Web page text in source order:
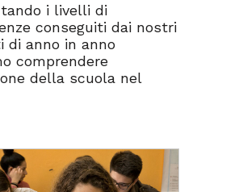
i livelli di
conseguiti dai nostri
di anno in anno
comprendere
della scuola nel